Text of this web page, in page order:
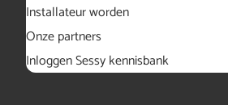
Installateur worden
Onze partners
Inloggen Sessy kennisbank